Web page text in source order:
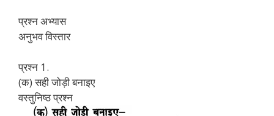
प्रश्न अभ्यास
अनुभव विस्तार
प्रश्न 1.
(क) सही जोड़ी बनाइए
वस्तुनिष्ठ प्रश्न